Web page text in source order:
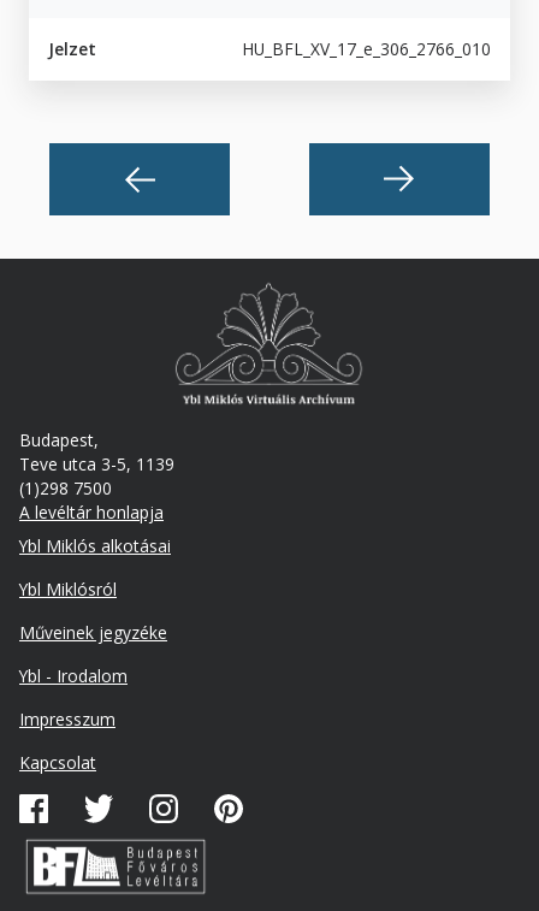
Jelzet HU_BFL_XV_17_e_306_2766_010
Budapest,
Teve utca 3-5, 1139
(1)298 7500
A levéltár honlapja
Footer
Ybl Miklós alkotásai
Ybl Miklósról
Műveinek jegyzéke
Ybl - Irodalom
Lábléc
másodlagos
Impresszum
Kapcsolat
Közösségi
média